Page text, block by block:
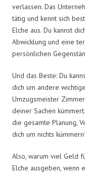
verlassen. Das
tätig und kennt sich
Elche aus. Du kannst
Abwicklung und eine
persönlichen
Und das Beste: Du
dich um andere
Umzugsmeister
deiner Sachen
die gesamte Planung,
dich um nichts kümmern!
Also, warum viel Geld
Elche ausgeben, wenn